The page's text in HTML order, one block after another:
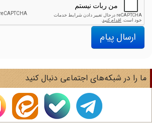
ارسال پیام
را در شبکه‌های اجتماعی دنبال کنید